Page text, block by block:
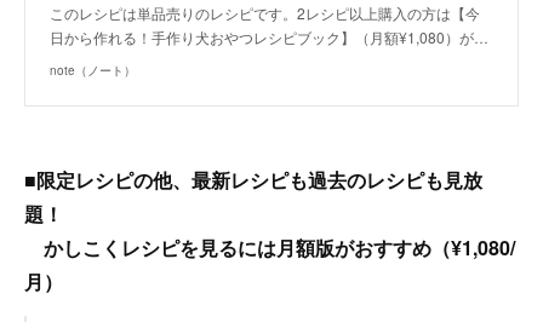
このレシピは単品売りのレシピです。2レシピ以上購入の方は【今
日から作れる！手作り犬おやつレシピブック】（月額¥1,080）が…
note（ノート）
■限定レシピの他、最新レシピも過去のレシピも見放
題！
かしこくレシピを見るには月額版がおすすめ（¥1,080/
月）